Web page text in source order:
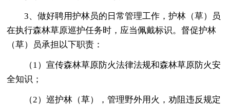
3、做好聘用护林员的日常管理工作，护林（草）员
在执行森林草原巡护任务时，应当佩戴标识。督促护林
（草）员承担以下职责：
（1）宣传森林草原防火法律法规和森林草原防火安
全知识；
（2）巡护林（草），管理野外用火，劝阻违反规定